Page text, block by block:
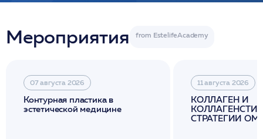
Мероприятия
07 августа 2026
Контурная пластика в
эстетической медицине
11 августа 2026
КОЛЛАГЕН И
СТРАТЕГИИ